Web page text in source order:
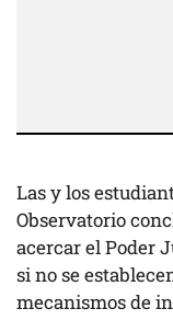
Las y los
Observatorio
acercar el Poder
si no se
mecanismos de